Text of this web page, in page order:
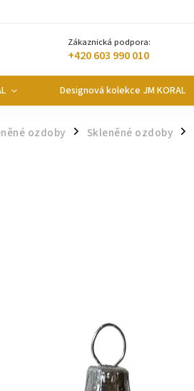
Zákaznická podpora:
+420 603 990 010
Designová kolekce JM KORAL
ozdoby / Skleněné ozdoby /